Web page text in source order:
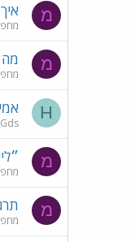
מ
מ מה
H
מ
מ